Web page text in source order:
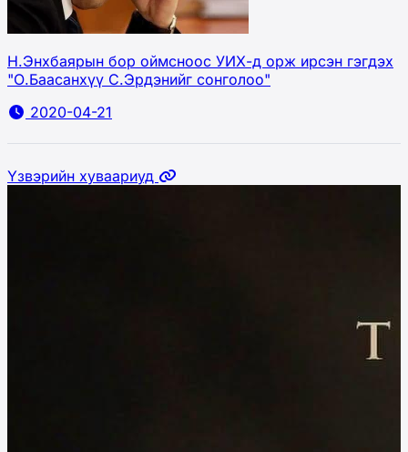
Н.Энхбаярын бор оймсноос УИХ-д орж ирсэн гэгдэх
"О.Баасанхүү С.Эрдэнийг сонголоо"
2020-04-21
Үзвэрийн хуваариуд